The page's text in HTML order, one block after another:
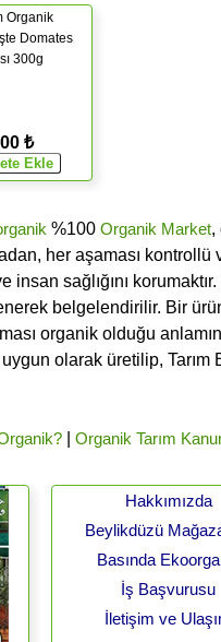
Organik
Domates
300g
₺
%100 Organik Market,
her aşaması kontrollü
insan sağlığını
belgelendirilir. Bir
organik olduğu
olarak üretilip, Tarım
| Organik Tarım
Hakkımızda
Beylikdüzü
Basında
İş Başvurusu
İletişim ve